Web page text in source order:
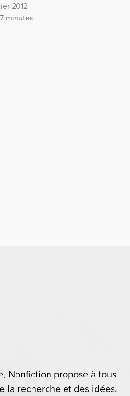
2012
minutes
Nonfiction propose à tous
la recherche et des idées.